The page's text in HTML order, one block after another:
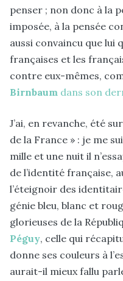
penser ; non donc à la
imposée, à la pensée
aussi convaincu que lui
françaises et les
contre eux-mêmes,
Birnbaum dans son
J’ai, en revanche, été
de la France » : je me
mille et une nuit il
de l’identité française,
l’éteignoir des
génie bleu, blanc et
glorieuses de la
Péguy, celle qui
donne ses couleurs à
aurait-il mieux fallu